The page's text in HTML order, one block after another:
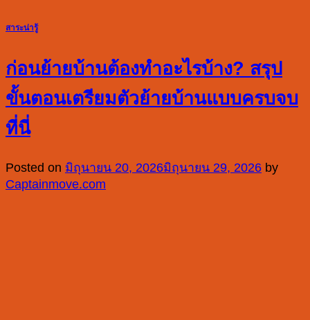
สาระน่ารู้
ก่อนย้ายบ้านต้องทำอะไรบ้าง? สรุป
ขั้นตอนเตรียมตัวย้ายบ้านแบบครบจบ
ที่นี่
Posted on มิถุนายน 20, 2026มิถุนายน 29, 2026 by
Captainmove.com